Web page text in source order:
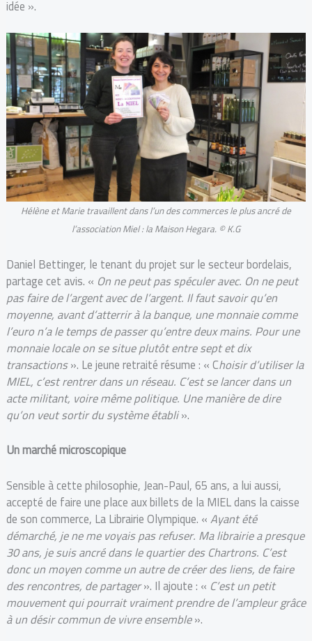
idée ».
Hélène et Marie travaillent dans l’un des commerces le plus ancré de
l’association Miel : la Maison Hegara. © K.G
Daniel Bettinger, le tenant du projet sur le secteur bordelais,
partage cet avis. « On ne peut pas spéculer avec. On ne peut
pas faire de l’argent avec de l’argent. Il faut savoir qu’en
moyenne, avant d’atterrir à la banque, une monnaie comme
l’euro n’a le temps de passer qu’entre deux mains. Pour une
monnaie locale on se situe plutôt entre sept et dix
transactions». Le jeune retraité résume : « Choisir d’utiliser la
MIEL, c’est rentrer dans un réseau. C’est se lancer dans un
acte militant, voire même politique. Une manière de dire
qu’on veut sortir du système établi».
Un marché microscopique
Sensible à cette philosophie, Jean-Paul, 65 ans, a lui aussi,
accepté de faire une place aux billets de la MIEL dans la caisse
de son commerce, La Librairie Olympique. «Ayant été
démarché, je ne me voyais pas refuser. Ma librairie a presque
30 ans, je suis ancré dans le quartier des Chartrons. C’est
donc un moyen comme un autre de créer des liens, de faire
des rencontres, de partager». Il ajoute : « C’est un petit
mouvement qui pourrait vraiment prendre de l’ampleur grâce
à un désir commun de vivre ensemble».